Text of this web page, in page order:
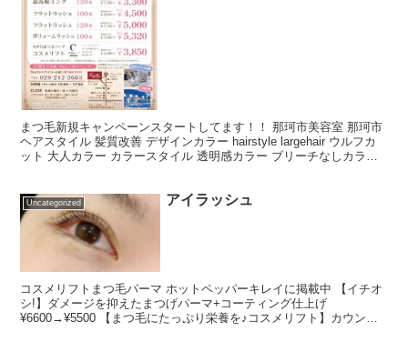
まつ毛新規キャンペーンスタートしてます！！ 那珂市美容室 那珂市
ヘアスタイル 髪質改善 デザインカラー hairstyle largehair ウルフカ
ット 大人カラー カラースタイル 透明感カラー ブリーチなしカラー
Uncategorized アイラッシュ
コスメリフトまつ毛パーマ ホットペッパーキレイに掲載中 【イチオ
シ!】ダメージを抑えたまつげパーマ+コーティング仕上げ
¥6600→¥5500 【まつ毛にたっぷり栄養を♪コスメリフト】カウンセ